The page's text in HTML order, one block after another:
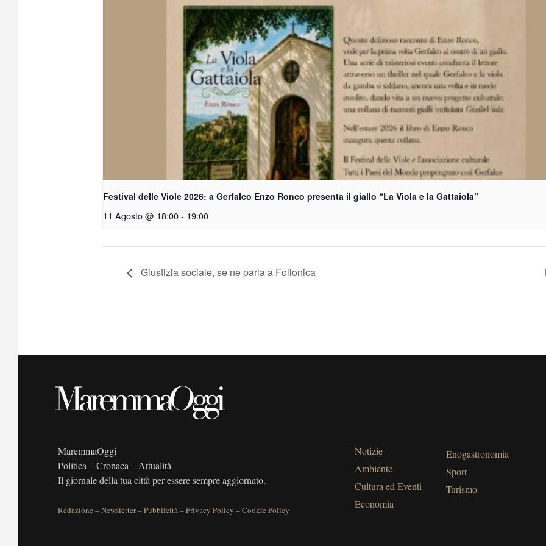
Festival delle Viole 2026: a Gerfalco Enzo Ronco presenta il giallo “La Viola e la Gattaiola”
11 Agosto @ 18:00- 19:00
Giustizia sociale, se ne parla a Follonica
MaremmaOggi
Politica – Cronaca – Attualità
Il giornale della tua città per essere sempre aggiornato.
Redazione –Newsletter–Pubblicità–Privacy Policy –Cookie Policy
Notizie
Ambiente
Cultura ed Eventi
Economia
Enogastronomia
Sport
Turismo